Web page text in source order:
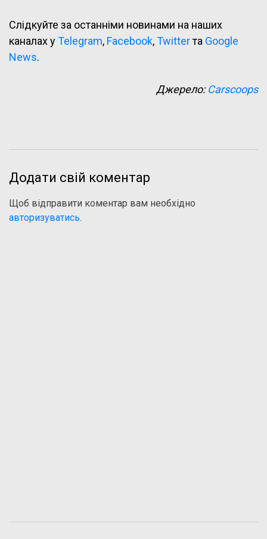
Слідкуйте за останніми новинами на наших
каналах уTelegram, Facebook,Twitterта Google
News.
Джерело:Carscoops
Додати свій коментар
Щоб відправити коментар вам необхідно
авторизуватись.